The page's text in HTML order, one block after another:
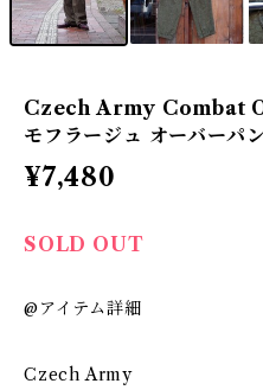
Czech Army Combat
モフラージュ オーバーパ
¥7,480
SOLD OUT
@アイテム詳細
Czech Army